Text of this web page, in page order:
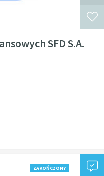
SFD S.A.
ZAKOŃCZONY